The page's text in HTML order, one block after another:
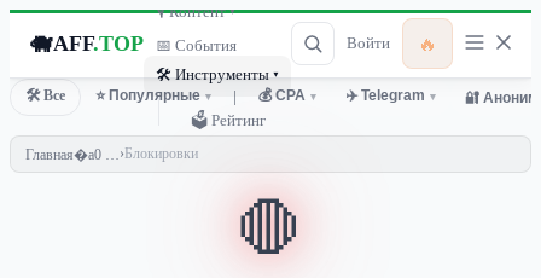
🐗AFF.TOP
🎙 Контент ▾
📅 События
🛠 Инструменты ▾
🗳 Рейтинг
Войти 🔥
🛠 Все ⭐ Популярные ▾ 💰 CPA ▾ ✈️ Telegram ▾ 🔐
Главная › Блокировки
🛑